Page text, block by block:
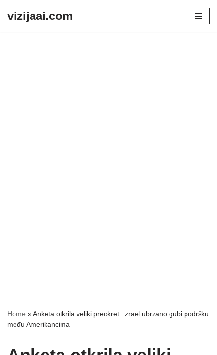
vizijaai.com
Home »Anketa otkrila veliki preokret: Izrael ubrzano gubi podršku
među Amerikancima